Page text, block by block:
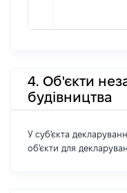
4. Об'єкти
будівництва
У суб'єкта
об'єкти для